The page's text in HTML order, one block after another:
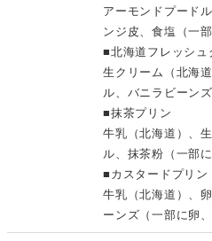
アーモンドプード
ンジ皮、食塩（一
■北海道フレッシュ
生クリーム（北海
ル、バニラビーン
■抹茶プリン
牛乳（北海道）、
ル、抹茶粉（一部
■カスタードプリン
牛乳（北海道）、
ーンズ（一部に卵